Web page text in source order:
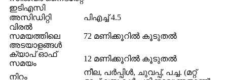
ഇടിഎസി
അസിഡിറ്റി
പിഎച്ച് 4.5
വിരൽ
സമയത്തിലെ
അടയാളങ്ങൾ
72 മണിക്കൂറിൽ കൂടുതൽ
ക്യാപ് ഓഫ്
സമയം
12 മണിക്കൂറിൽ കൂടുതൽ
നിറം
നീല, പർപ്പിൾ, ചുവപ്പ്, പച്ച. (മറ്റ്